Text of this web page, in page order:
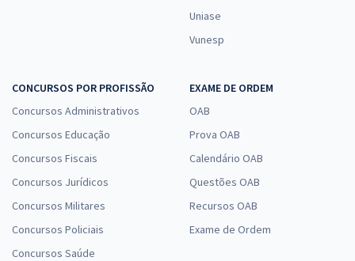
CNU 2025 - Concurso Nacional Unificado - Bloco 8 - Intermediário:
ou R$ 548,40 à vista
Comprar
CNU 2025 - Concurso Nacional Unificado - Conhecimentos
Específicos para o Bloco 1 - Seguridade Social: Saúde, Assistência
Social e Previdência
Uniase
Vunesp
CONCURSOS POR PROFISSÃO
Concursos Administrativos
Concursos Educação
Concursos Fiscais
Concursos Jurídicos
Concursos Militares
Concursos Policiais
Concursos Saúde
EXAME DE ORDEM
OAB
Prova OAB
Calendário OAB
Questões OAB
Recursos OAB
Exame de Ordem